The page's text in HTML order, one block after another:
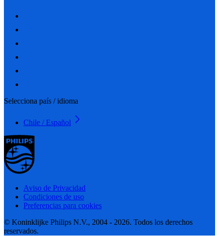
Selecciona país / idioma
Chile / Español
Aviso de Privacidad
Condiciones de uso
Preferencias para cookies
© Koninklijke Philips N.V., 2004 - 2026. Todos los derechos
reservados.